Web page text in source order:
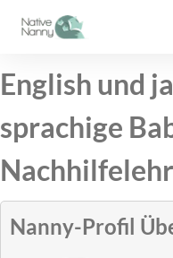
Inhalt
English und
sprachige
Nanny-Profil